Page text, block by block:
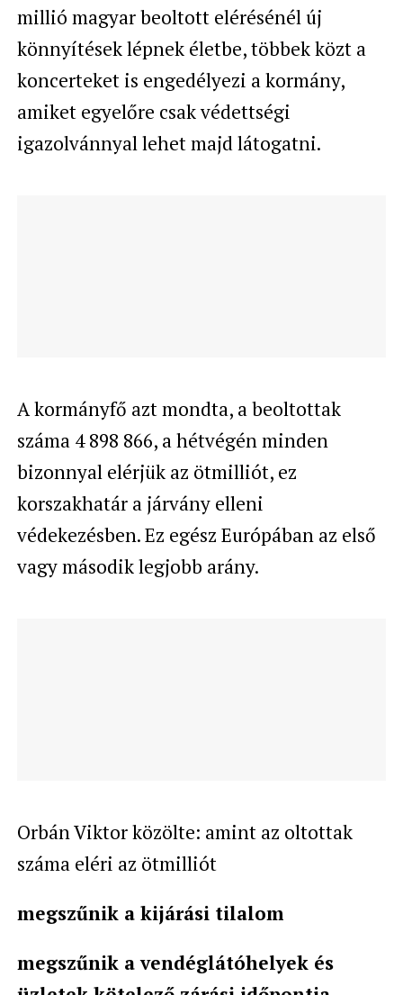
millió magyar beoltott elérésénél új
könnyítések lépnek életbe, többek közt a
koncerteket is engedélyezi a kormány,
amiket egyelőre csak védettségi
igazolvánnyal lehet majd látogatni.
A kormányfő azt mondta, a beoltottak
száma 4 898 866, a hétvégén minden
bizonnyal elérjük az ötmilliót, ez
korszakhatár a járvány elleni
védekezésben. Ez egész Európában az első
vagy második legjobb arány.
Orbán Viktor közölte: amint az oltottak
száma eléri az ötmilliót
megszűnik a kijárási tilalom
megszűnik a vendéglátóhelyek és